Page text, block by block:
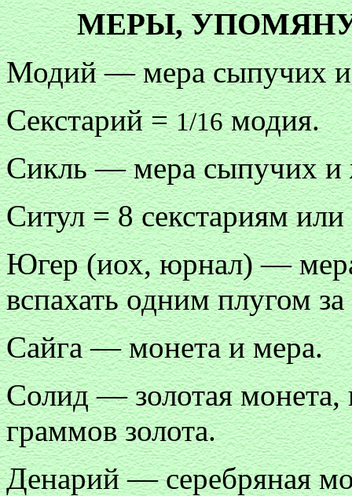
МЕРЫ,
Модий — мера сыпучих
Секстарий =1/16модия.
Сикль — мера сыпучих и
Ситул = 8 секстариям или
Югер (иох, юрнал) —
вспахать одним плугом
Сайга — монета и мера.
Солид — золотая монета,
граммов золота.
Денарий — серебряная